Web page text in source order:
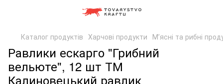
Каталог продуктів Харчові продукти Мʼясні та рибні
Равлики ескарго "Грибний
вельюте", 12 шт ТМ
Калиновецький равлик